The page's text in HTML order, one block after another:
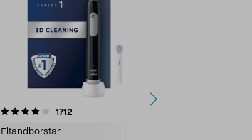
1712
Eltandborstar
4.5 av 5 stjärnor